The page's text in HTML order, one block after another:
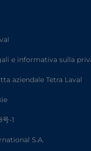
e informativa sulla
aziendale Tetra Laval
-1
S.A.